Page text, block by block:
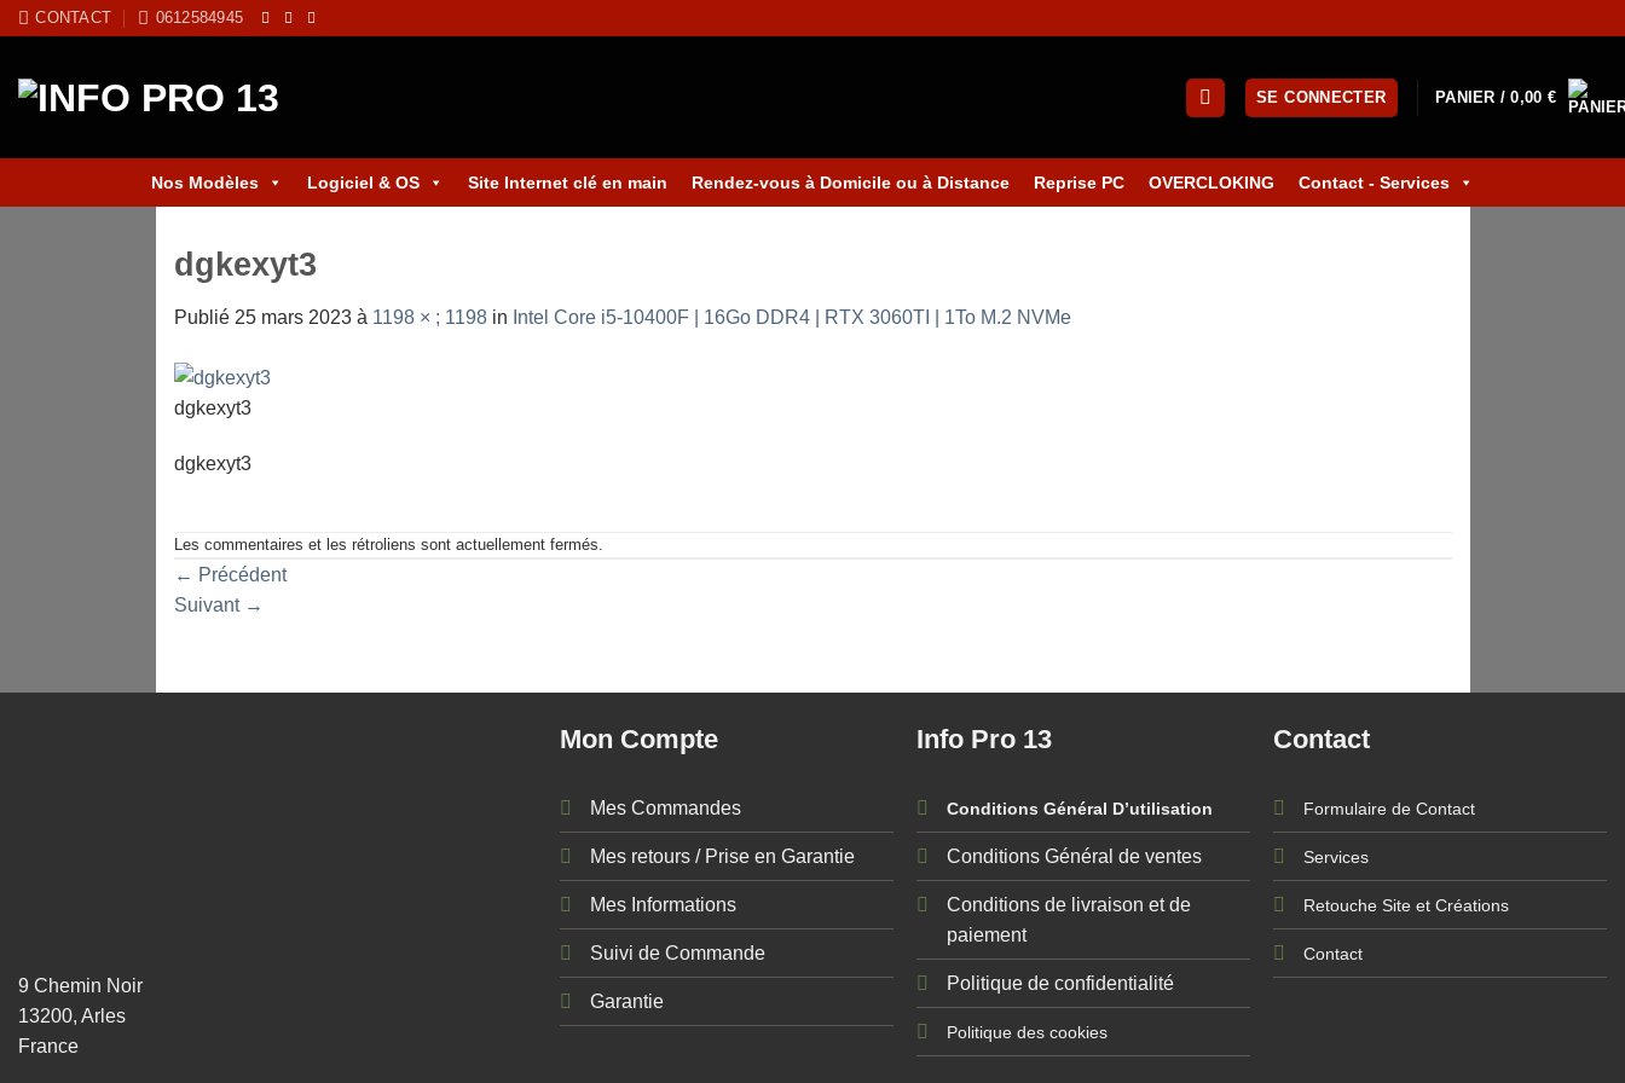
Skip
content
CONTACT 0612584945
SE CONNECTER PANIER /0,00 €
Nos Modèles Logiciel & OS Site Internet clé en main Rendez-vous à Domicile ou à Distance Reprise PC OVERCLOKING Contact - Services
dgkexyt3
Publié 25 mars 2023à 1198 × ; 1198in Intel Core i5-10400F | 16Go DDR4 | RTX 3060TI | 1To M.2 NVMe
dgkexyt3
dgkexyt3
Les commentaires et les rétroliens sont actuellement fermés.
← Précédent
Suivant →
9 Chemin Noir
13200, Arles
France
Mon Compte
Mes Commandes
Mes retours / Prise en Garantie
Mes Informations
Suivi de Commande
Garantie
Info Pro 13
Conditions Général D’utilisation
Conditions Général de ventes
Conditions de livraison et de
paiement
Politique de confidentialité
Politique des cookies
Contact
Formulaire de Contact
Services
Retouche Site et Créations
Contact